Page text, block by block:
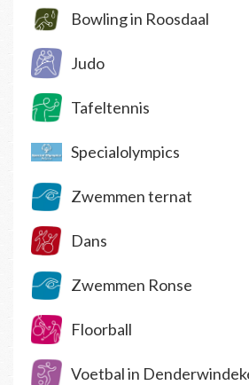
Bowling in Roosdaal
Judo
Tafeltennis
Specialolympics
Zwemmen ternat
Dans
Zwemmen Ronse
Floorball
Voetbal in